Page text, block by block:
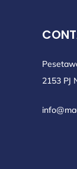
2153 PJ